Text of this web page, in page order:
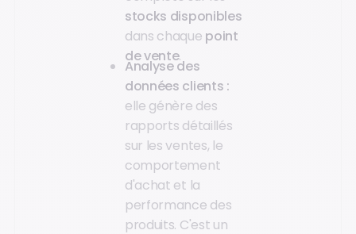
stocks disponibles
dans chaque point
de vente.
Analyse des
données clients :
elle génère des
rapports détaillés
sur les ventes, le
comportement
d'achat et la
performance des
produits. C'est un